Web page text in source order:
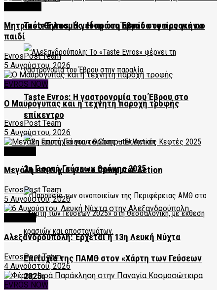
Taste Evros: Η γεύση του Έβρου στο προσκήνιο
Taste Evros: Η γαστρονομία του Έβρου στο
επίκεντρο
2η Γιορτή Γεύσεων Θράκης 2025
Επιτυχία της ΠΑΜΘ στον «Χάρτη των Γεύσεων
2025»
Μητρικός θηλασμός: Η πρώτη ασπίδα υγείας για το
παιδί
EvrosPost Team
5 Αυγούστου, 2026
EVROS NOW
Ο Μαυρόγυπας και η τεχνητή παροχή τροφής
EvrosPost Team
5 Αυγούστου, 2026
Μεγάλη επιτυχία για το Computer Action
EvrosPost Team
5 Αυγούστου, 2026
Αλεξανδρούπολη: Έρχεται η 13η Λευκή Νύχτα
EvrosPost Team
4 Αυγούστου, 2026
EVROS NOW